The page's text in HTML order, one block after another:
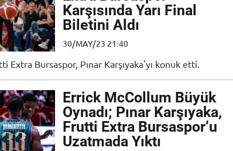
Karşısında Yarı Final
Biletini Aldı
30/MAY/23 21:40
Extra Bursaspor, Pınar Karşıyaka'yı konuk etti.
Errick McCollum Büyük
Oynadı; Pınar Karşıyaka,
Frutti Extra Bursaspor’u
Uzatmada Yıktı